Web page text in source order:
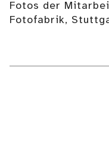
Fotos der
Fotofabrik,